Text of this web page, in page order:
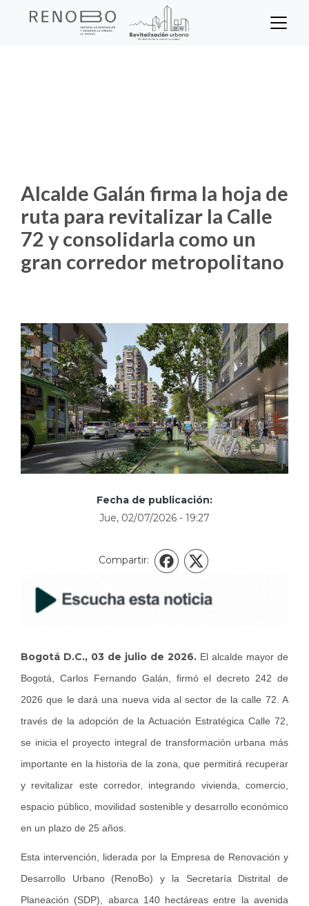
Sitio Web Empresa de
Noticias
Alcalde Galán firma la hoja de
ruta para revitalizar la Calle
72 y consolidarla como un
gran corredor metropolitano
Fecha de publicación:
Jue, 02/07/2026 - 19:27
Compartir: Facebook
X
Bogotá D.C., 03 de julio de 2026. El alcalde mayor de
Bogotá, Carlos Fernando Galán, firmó el decreto 242 de
2026 que le dará una nueva vida al sector de la calle 72. A
través de la adopción de la Actuación Estratégica Calle 72,
se inicia el proyecto integral de transformación urbana más
importante en la historia de la zona, que permitirá recuperar
y revitalizar este corredor, integrando vivienda, comercio,
espacio público, movilidad sostenible y desarrollo económico
en un plazo de 25 años.
Esta intervención, liderada por la Empresa de Renovación y
Desarrollo Urbano (RenoBo) y la Secretaría Distrital de
Planeación (SDP), abarca 140 hectáreas entre la avenida